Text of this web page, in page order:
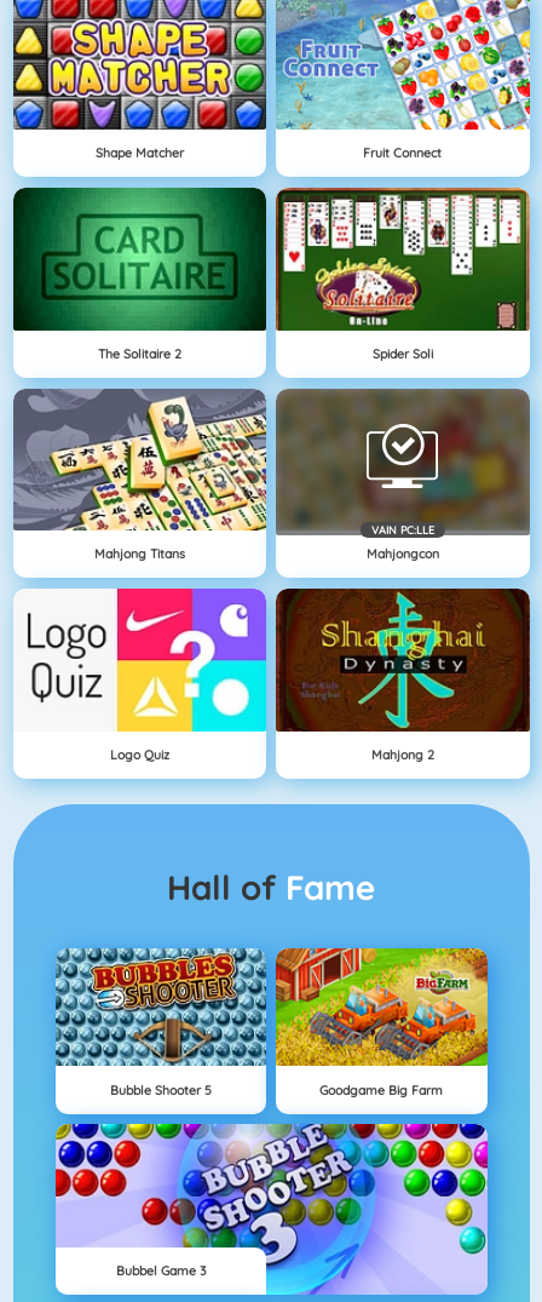
Shape Matcher Fruit Connect
The Solitaire 2 Spider Soli
Mahjong Titans
VAIN PC:LLE
Mahjongcon
Logo Quiz Mahjong 2
Hall of Fame
Bubble Shooter 5 Goodgame Big Farm
Bubbel Game 3